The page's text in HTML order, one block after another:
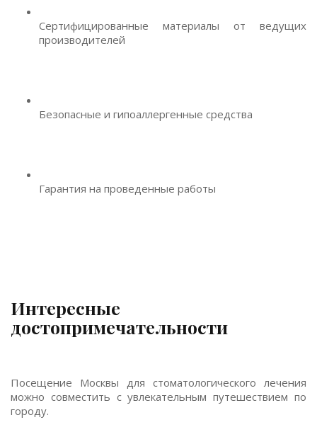
Сертифицированные материалы от ведущих
производителей
Безопасные и гипоаллергенные средства
Гарантия на проведенные работы
Интересные
достопримечательности
Посещение Москвы для стоматологического лечения
можно совместить с увлекательным путешествием по
городу.